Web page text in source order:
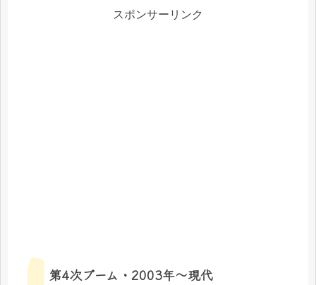
スポンサーリンク
第4次ブーム・2003年～現代